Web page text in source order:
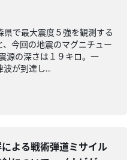
で最大震度５強を観測する
今回の地震のマグニチュー
源の深さは１９キロ。一
が到達し...
による戦術弾道ミサイル